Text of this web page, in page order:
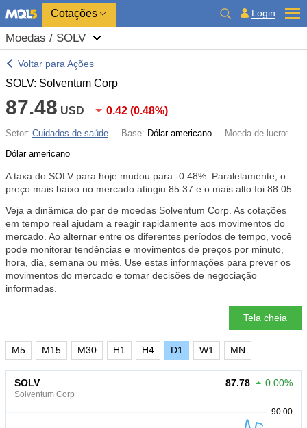
Cotações Login
Moedas / SOLV
Voltar para Ações
SOLV: Solventum Corp
87.48 USD 0.42 (0.48%)
Setor: Cuidados de saúde Base: Dólar americano
Moeda de lucro:
Dólar americano
A taxa do SOLV para hoje mudou para -0.48% . Paralelamente, o
preço mais baixo no mercado atingiu 85.37 e o mais alto foi 88.05.
Veja a dinâmica do par de moedas Solventum Corp. As cotações
em tempo real ajudam a reagir rapidamente aos movimentos do
mercado. Ao alternar entre os diferentes períodos de tempo, você
pode monitorar tendências e movimentos de preços por minuto,
hora, dia, semana ou mês. Use estas informações para prever os
movimentos do mercado e tomar decisões de negociação
informadas.
Tela cheia
M5 M15 M30 H1 H4 D1 W1 MN
SOLV
Solventum Corp
87.78 0.00%